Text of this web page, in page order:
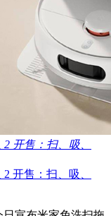
开售：扫、吸、
开售：扫、吸、